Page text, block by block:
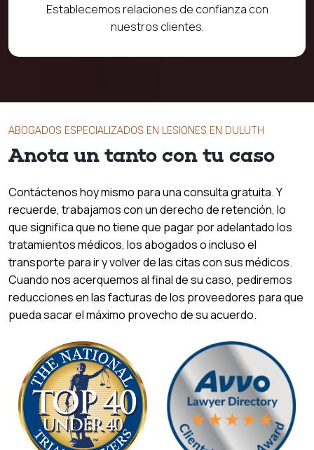
Establecemos relaciones de confianza con
nuestros clientes.
ABOGADOS ESPECIALIZADOS EN LESIONES EN DULUTH
Anota un tanto con tu caso
Contáctenos hoy mismo para una consulta gratuita. Y
recuerde, trabajamos con un derecho de retención, lo
que significa que no tiene que pagar por adelantado los
tratamientos médicos, los abogados o incluso el
transporte para ir y volver de las citas con sus médicos.
Cuando nos acerquemos al final de su caso, pediremos
reducciones en las facturas de los proveedores para que
pueda sacar el máximo provecho de su acuerdo.